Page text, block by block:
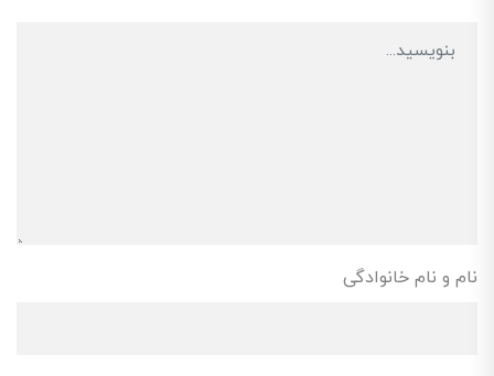
نام و نام خانوادگی